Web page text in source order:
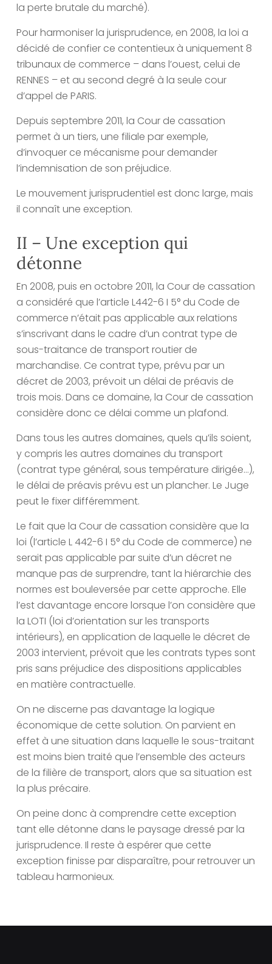
la perte brutale du marché).
Pour harmoniser la jurisprudence, en 2008, la loi a
décidé de confier ce contentieux à uniquement 8
tribunaux de commerce – dans l’ouest, celui de
RENNES – et au second degré à la seule cour
d’appel de PARIS.
Depuis septembre 2011, la Cour de cassation
permet à un tiers, une filiale par exemple,
d’invoquer ce mécanisme pour demander
l’indemnisation de son préjudice.
Le mouvement jurisprudentiel est donc large, mais
il connaît une exception.
II – Une exception qui
détonne
En 2008, puis en octobre 2011, la Cour de cassation
a considéré que l’article L442-6 I 5° du Code de
commerce n’était pas applicable aux relations
s’inscrivant dans le cadre d’un contrat type de
sous-traitance de transport routier de
marchandise. Ce contrat type, prévu par un
décret de 2003, prévoit un délai de préavis de
trois mois. Dans ce domaine, la Cour de cassation
considère donc ce délai comme un plafond.
Dans tous les autres domaines, quels qu’ils soient,
y compris les autres domaines du transport
(contrat type général, sous température dirigée…),
le délai de préavis prévu est un plancher. Le Juge
peut le fixer différemment.
Le fait que la Cour de cassation considère que la
loi (l’article L 442-6 I 5° du Code de commerce) ne
serait pas applicable par suite d’un décret ne
manque pas de surprendre, tant la hiérarchie des
normes est bouleversée par cette approche. Elle
l’est davantage encore lorsque l’on considère que
la LOTI (loi d’orientation sur les transports
intérieurs), en application de laquelle le décret de
2003 intervient, prévoit que les contrats types sont
pris sans préjudice des dispositions applicables
en matière contractuelle.
On ne discerne pas davantage la logique
économique de cette solution. On parvient en
effet à une situation dans laquelle le sous-traitant
est moins bien traité que l’ensemble des acteurs
de la filière de transport, alors que sa situation est
la plus précaire.
On peine donc à comprendre cette exception
tant elle détonne dans le paysage dressé par la
jurisprudence. Il reste à espérer que cette
exception finisse par disparaître, pour retrouver un
tableau harmonieux.